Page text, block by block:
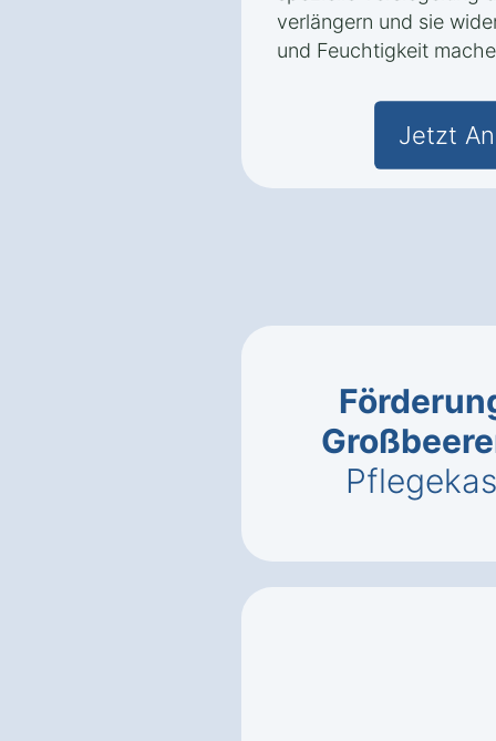
verlängern und sie
und Feuchtigkeit
Jetzt